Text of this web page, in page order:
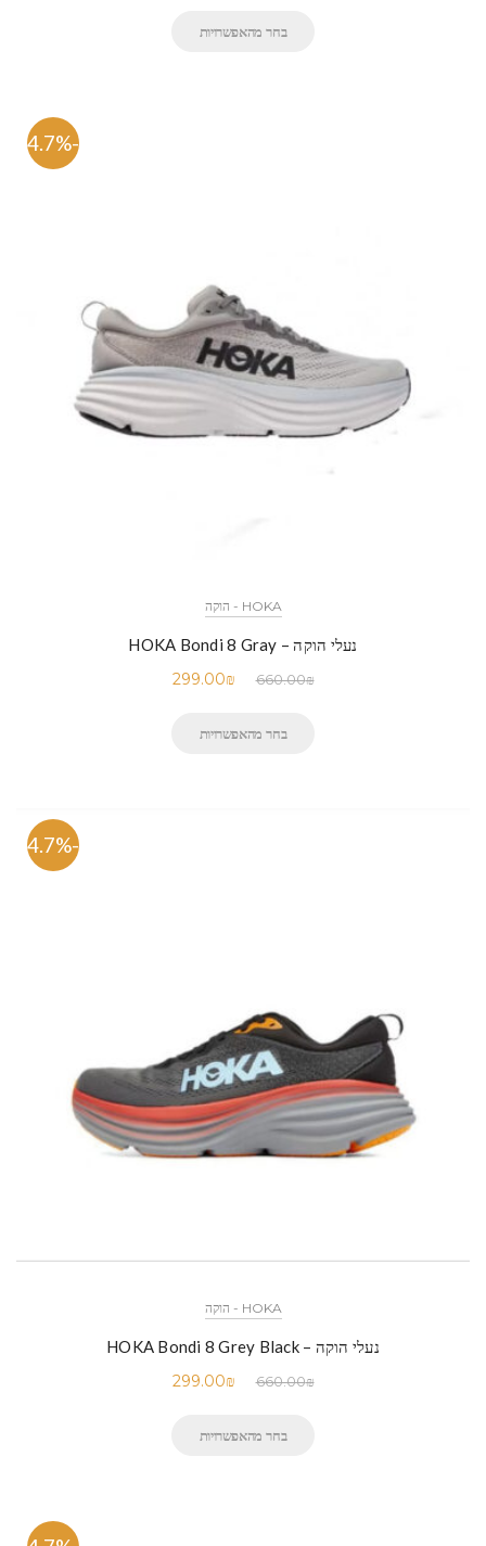
בחר מהאפשרויות
-54.7%
HOKA - הוקה
נעלי הוקה – HOKA Bondi 8 Gray
660.00₪
299.00₪
בחר מהאפשרויות
-54.7%
HOKA - הוקה
נעלי הוקה – HOKA Bondi 8 Grey Black
660.00₪
299.00₪
בחר מהאפשרויות